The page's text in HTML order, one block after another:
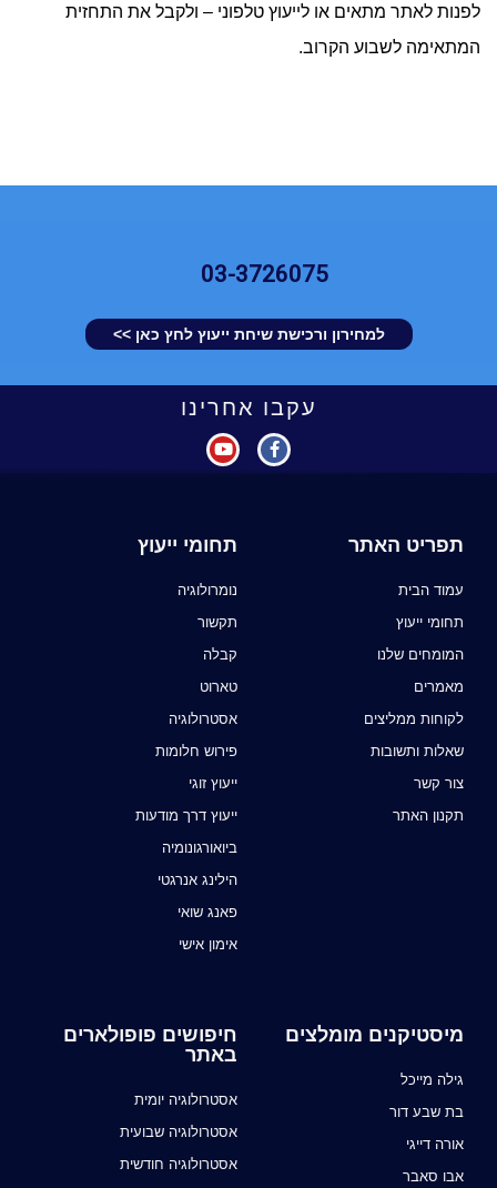
לפנות לאתר מתאים או לייעוץ טלפוני – ולקבל את התחזית
המתאימה לשבוע הקרוב.
03-3726075
למחירון ורכישת שיחת ייעוץ לחץ כאן >>
עקבו אחרינו
תפריט האתר
עמוד הבית
תחומי ייעוץ
המומחים שלנו
מאמרים
לקוחות ממליצים
שאלות ותשובות
צור קשר
תקנון האתר
תחומי ייעוץ
נומרולוגיה
תקשור
קבלה
טארוט
אסטרולוגיה
פירוש חלומות
ייעוץ זוגי
ייעוץ דרך מודעות
ביואורגונומיה
הילינג אנרגטי
פאנג שואי
אימון אישי
מיסטיקנים מומלצים
גילה מייכל
בת שבע דור
אורה דייגי
אבו סאבר
חיפושים פופולארים
באתר
אסטרולוגיה יומית
אסטרולוגיה שבועית
אסטרולוגיה חודשית